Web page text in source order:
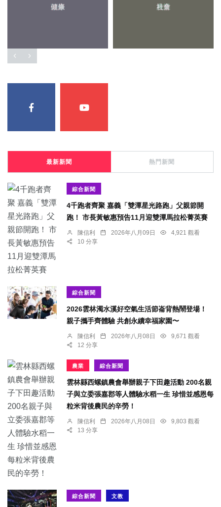
健康 社會
最新新聞 熱門新聞
綜合新聞
4千跑者齊聚 嘉義「雙潭星光路跑」父親節開
跑！ 市長黃敏惠預告11月迎雙潭馬拉松菁英賽
陳信利 2026年八月09日
4,921 觀看
10 分享
綜合新聞
2026雲林濁水溪好空氣生活節崙背熱鬧登場！
親子攜手齊體驗 共創永續幸福家園〜
陳信利 2026年八月08日
9,671 觀看
12 分享
農業 綜合新聞
雲林縣西螺鎮農會舉辦親子下田趣活動 200名親
子與立委張嘉郡等人體驗水稻一生 珍惜並感恩每
粒米背後農民的辛勞！
陳信利 2026年八月08日
9,803 觀看
13 分享
綜合新聞 文教